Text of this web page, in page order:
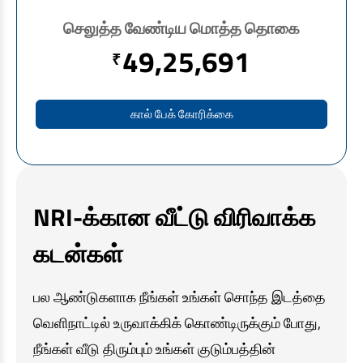
NRI-க்கான வீட்டு விரிவாக்க
கடன்கள்
பல ஆண்டுகளாக நீங்கள் உங்கள் சொந்த இடத்தை
வெளிநாட்டில் உருவாக்கிக் கொண்டிருக்கும் போது,
நீங்கள் வீடு திரும்பும் உங்கள் குடும்பத்தின்
செலுத்த வேண்டிய மொத்த தொகை
₹49,25,691
கால் பேக் கோரிக்கை
டிராக்டர் கடன்